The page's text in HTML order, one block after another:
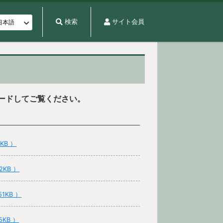
検索 サイト会員
してご覧ください。
）
）
）
）